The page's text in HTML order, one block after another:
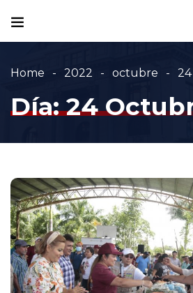
Home 2022 octubre 24
Día:24